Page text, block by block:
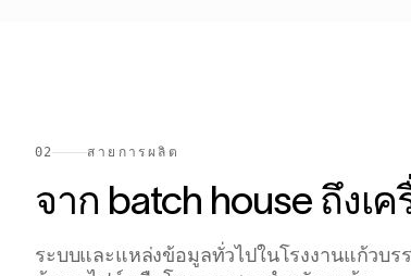
02 สายการผลิต
จาก batch house ถึงเ
ระบบและแหล่งข้อมูลทั่วไปในโรงงานแก้วบ